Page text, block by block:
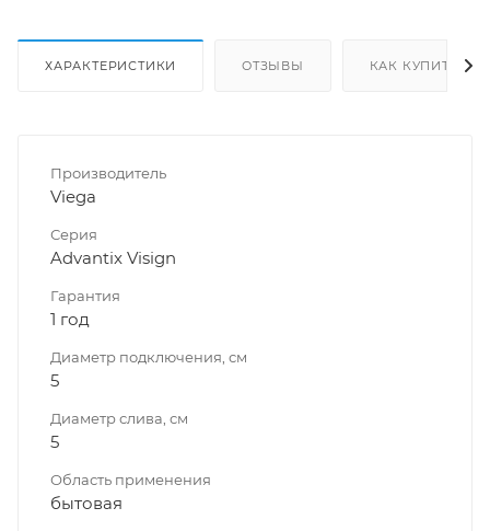
ХАРАКТЕРИСТИКИ ОТЗЫВЫ КАК КУПИТЬ
Производитель
Viega
Серия
Advantix Visign
Гарантия
1 год
Диаметр подключения, см
5
Диаметр слива, см
5
Область применения
бытовая